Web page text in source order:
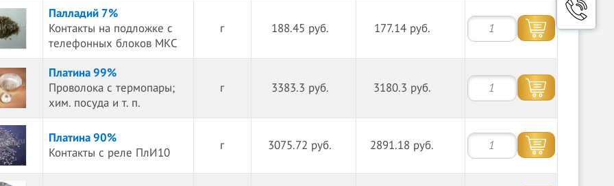
Палладий 7%
Контакты на подложке с
телефонных блоков МКС
г 188.45 руб. 177.14 руб.
Платина 99%
Проволока с термопары;
хим. посуда и т. п.
г 3383.3 руб. 3180.3 руб.
Платина 90%
Контакты с реле ПлИ10
г 3075.72 руб. 2891.18 руб.